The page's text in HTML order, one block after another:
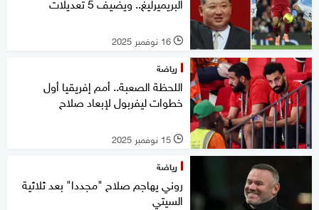
l 16 نوفمبر 2025
رياضة
اللحظة الصعبة.. أمم إفريقيا أول
خطوات ليفربول لإبعاد صلاح
l 15 نوفمبر 2025
رياضة
روني يهاجم صلاح "مجددا" بعد ثلاثية
السيتي